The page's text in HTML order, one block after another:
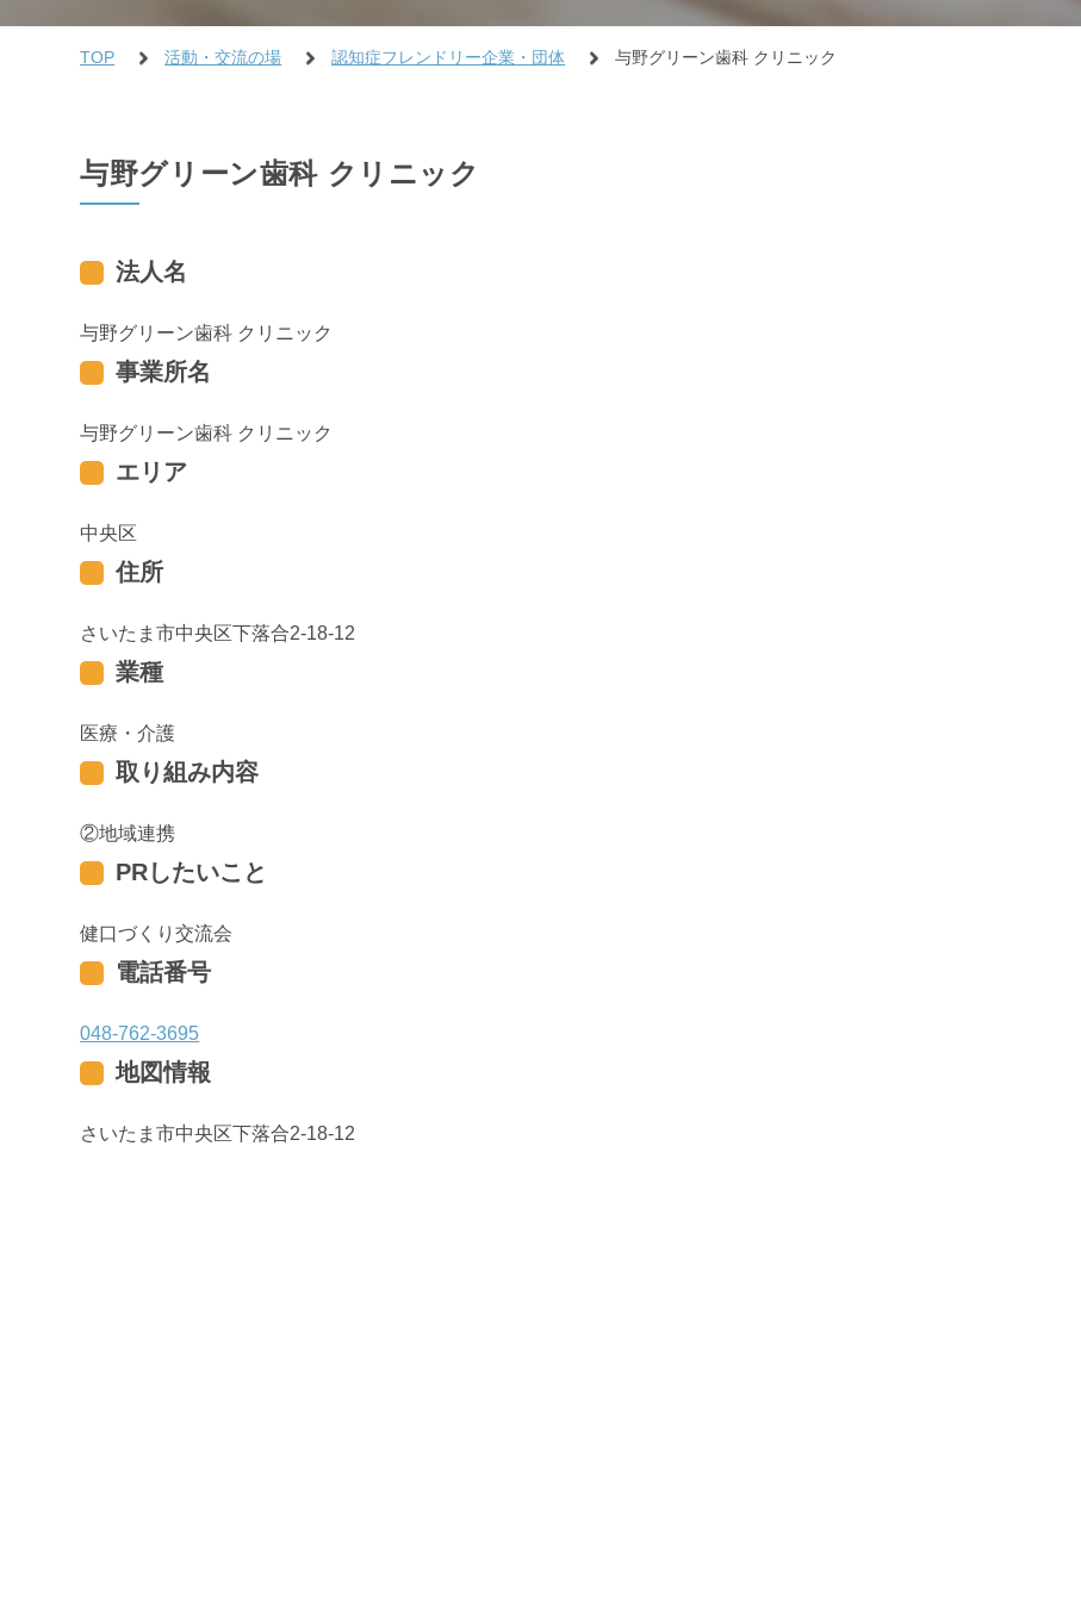
TOP 活動・交流の場 認知症フレンドリー企業・団体 与野グリーン歯科 クリニック
与野グリーン歯科 クリニック
法人名
与野グリーン歯科 クリニック
事業所名
与野グリーン歯科 クリニック
エリア
中央区
住所
さいたま市中央区下落合2-18-12
業種
医療・介護
取り組み内容
地域連携
PRしたいこと
健口づくり交流会
電話番号
048-762-3695
地図情報
さいたま市中央区下落合2-18-12